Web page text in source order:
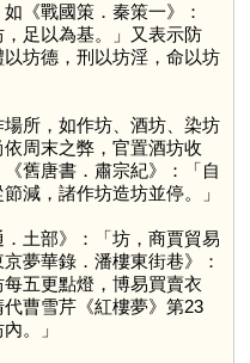
《戰國策．秦策一》：
，足以為基。」又表示防
坊德，刑以坊淫，命以坊
所，如作坊、酒坊、染坊
周末之弊，官置酒坊收
舊唐書．肅宗紀》：「自
減，諸作坊造坊並停。」
土部》：「坊，商賈貿易
夢華錄．潘樓東街巷》：
每五更點燈，博易買賣衣
曹雪芹《紅樓夢》第23
。」